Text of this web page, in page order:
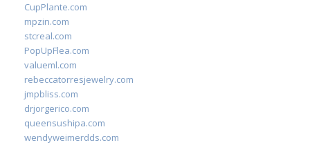
CupPlante.com
mpzin.com
stcreal.com
PopUpFlea.com
valueml.com
rebeccatorresjewelry.com
jmpbliss.com
drjorgerico.com
queensushipa.com
wendyweimerdds.com